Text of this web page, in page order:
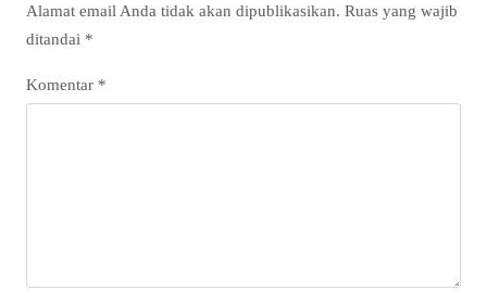
Alamat email Anda tidak akan dipublikasikan. Ruas yang wajib
ditandai *
Komentar *